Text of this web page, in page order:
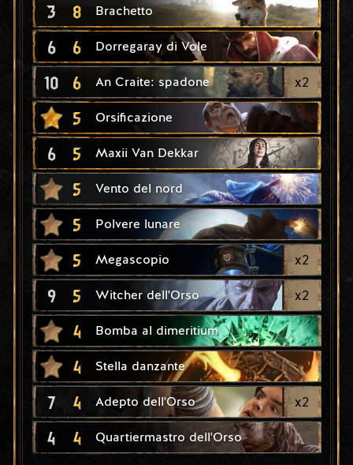
3 8 Brachetto
6 6 Dorregaray di Vole
10 6 An Craite: spadone x2
5 Orsificazione
6 5 Maxii Van Dekkar
5 Vento del nord
5 Polvere lunare
5 Megascopio x2
9 5 Witcher dell'Orso x2
4 Bomba al dimeritium
4 Stella danzante
7 4 Adepto dell'Orso x2
4 4 Quartiermastro dell'Orso